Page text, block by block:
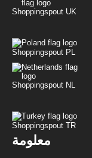
Shoppingspout UK
Shoppingspout PL
Shoppingspout NL
Shoppingspout TR
معلومة